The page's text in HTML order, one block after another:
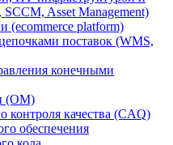
Asset Management)
(ecommerce platform)
поставок (WMS,
конечными
(OM)
контроля качества (CAQ)
обеспечения